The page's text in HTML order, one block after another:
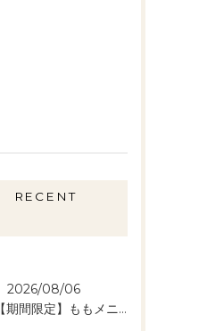
RECENT
2026/08/06
【期間限定】ももメニュー🍑スタートしました✨️